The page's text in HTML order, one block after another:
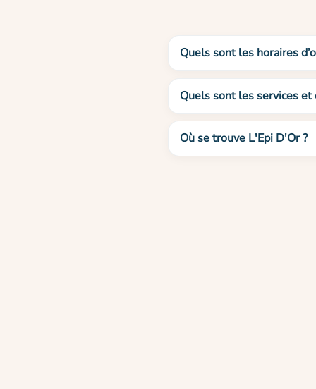
Quels sont les horaires
Quels sont les services et
Où se trouve L'Epi D'Or ?